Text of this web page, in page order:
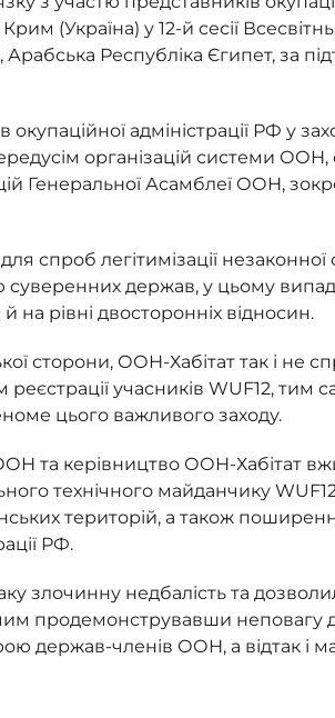
(Україна) у 12-й сесії
Арабська Республіка Єгипет,
адміністрації РФ у
організацій системи
Генеральної Асамблеї ООН,
спроб легітимізації незаконної
суверенних держав, у цьому
рівні двосторонніх відносин.
сторони, ООН-Хабітат так і не
учасників WUF12, тим
цього важливого заходу.
та керівництво ООН-Хабітат
технічного майданчику
територій, а також
РФ.
злочинну недбалість та
продемонструвавши
держав-членів ООН, а відтак і